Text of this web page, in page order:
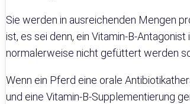
Sie werden in ausreichenden Mengen
ist, es sei denn, ein Vitamin-B-
normalerweise nicht gefüttert werden
Wenn ein Pferd eine orale
und eine Vitamin-B-Supplementierung